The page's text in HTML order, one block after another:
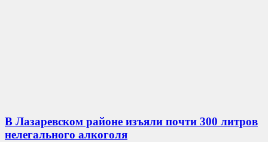
В Лазаревском районе изъяли почти 300 литров
нелегального алкоголя